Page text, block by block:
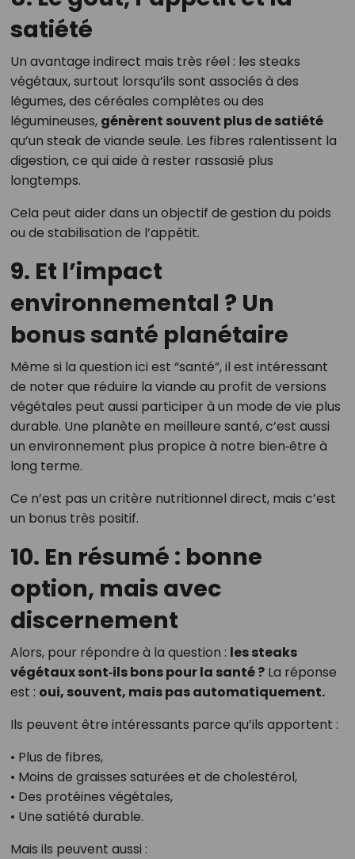
satiété
Un avantage indirect mais très réel : les steaks
végétaux, surtout lorsqu’ils sont associés à des
légumes, des céréales complètes ou des
légumineuses, génèrent souvent plus de satiété
qu’un steak de viande seule. Les fibres ralentissent la
digestion, ce qui aide à rester rassasié plus
longtemps.
Cela peut aider dans un objectif de gestion du poids
ou de stabilisation de l’appétit.
9. Et l’impact
environnemental ? Un
bonus santé planétaire
Même si la question ici est “santé”, il est intéressant
de noter que réduire la viande au profit de versions
végétales peut aussi participer à un mode de vie plus
durable. Une planète en meilleure santé, c’est aussi
un environnement plus propice à notre bien‑être à
long terme.
Ce n’est pas un critère nutritionnel direct, mais c’est
un bonus très positif.
10. En résumé : bonne
option, mais avec
discernement
Alors, pour répondre à la question : les steaks
végétaux sont‑ils bons pour la santé ?La réponse
est : oui, souvent, mais pas automatiquement.
Ils peuvent être intéressants parce qu’ils apportent :
• Plus de fibres,
• Moins de graisses saturées et de cholestérol,
• Des protéines végétales,
• Une satiété durable.
Mais ils peuvent aussi :